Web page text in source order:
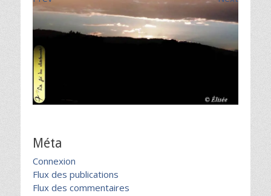
Méta
Connexion
Flux des publications
Flux des commentaires